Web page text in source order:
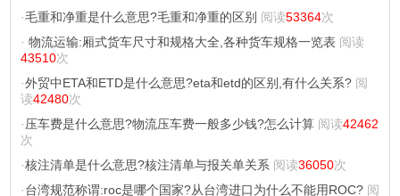
·毛重和净重是什么意思?毛重和净重的区别 阅读53364次
· 物流运输:厢式货车尺寸和规格大全,各种货车规格一览表 阅读
43510次
·外贸中ETA和ETD是什么意思?eta和etd的区别,有什么关系?阅
读42480次
·压车费是什么意思?物流压车费一般多少钱?怎么计算阅读42462
次
·核注清单是什么意思?核注清单与报关单关系 阅读36050次
·台湾规范称谓:roc是哪个国家?从台湾进口为什么不能用ROC?阅